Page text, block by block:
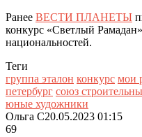
Ранее ВЕСТИ ПЛАНЕТЫ
конкурс «Светлый
национальностей.
Теги
группа эталон конкурс мои
петербург союз
юные художники
Ольга С20.05.2023 01:15
69